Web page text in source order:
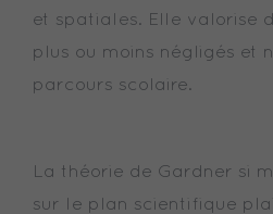
et spatiales. Elle valorise
plus ou moins négligés et
parcours scolaire.
La théorie de Gardner si
sur le plan scientifique